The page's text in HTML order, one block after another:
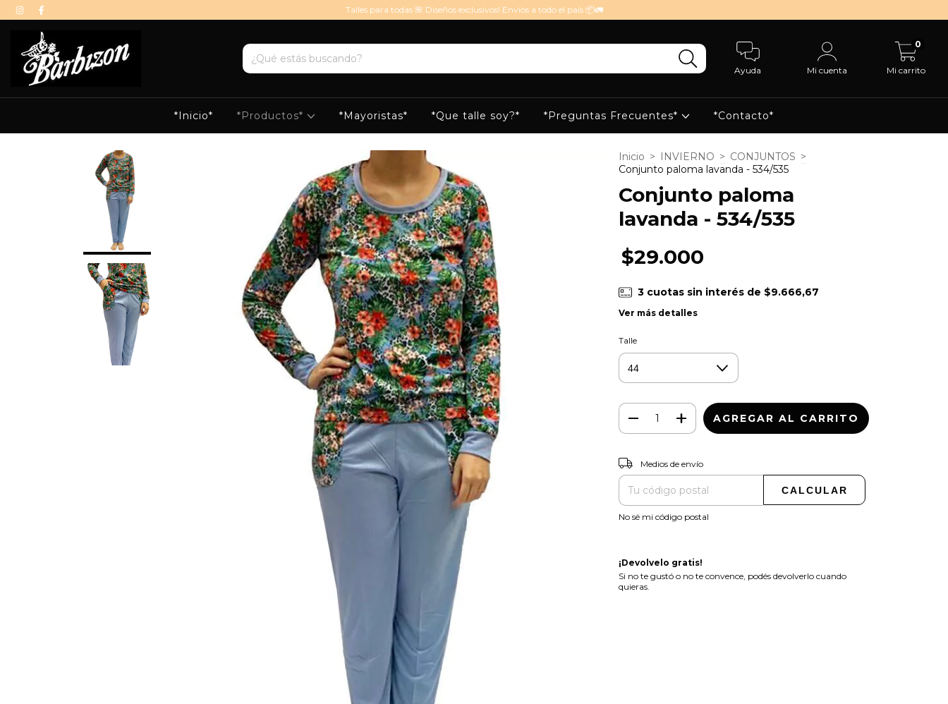
Talles para todas 🌺 Diseños exclusivos! Envíos a todo el país 📦🚛
Ayuda Mi cuenta Mi carrito
0
*Inicio* *Productos* *Mayoristas* *Que talle soy?* *Preguntas Frecuentes* *Contacto*
Inicio > INVIERNO > CONJUNTOS >
Conjunto paloma lavanda - 534/535
Conjunto paloma
lavanda - 534/535
$29.000
3 cuotas sin interés de $9.666,67
Ver más detalles
Talle
Entregas para el CP:
Medios de envío
CALCULAR
No sé mi código postal
¡Devolvelo gratis!
Si no te gustó o no te convence, podés devolverlo cuando
quieras.